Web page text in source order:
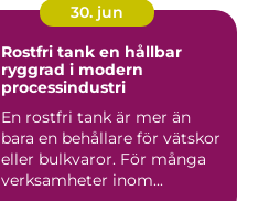
30. jun
Rostfri tank en hållbar
ryggrad i modern
processindustri
En rostfri tank är mer än
bara en behållare för vätskor
eller bulkvaror. För många
verksamheter inom...